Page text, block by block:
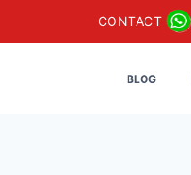
CONTACT
BLOG